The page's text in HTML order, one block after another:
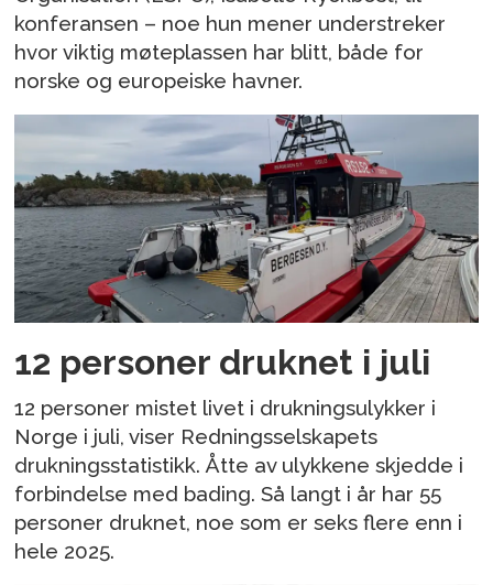
konferansen – noe hun mener understreker
hvor viktig møteplassen har blitt, både for
norske og europeiske havner.
12 personer druknet i juli
12 personer mistet livet i drukningsulykker i
Norge i juli, viser Redningsselskapets
drukningsstatistikk. Åtte av ulykkene skjedde i
forbindelse med bading. Så langt i år har 55
personer druknet, noe som er seks flere enn i
hele 2025.